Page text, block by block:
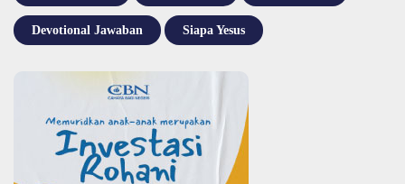
Devotional Jawaban Siapa Yesus